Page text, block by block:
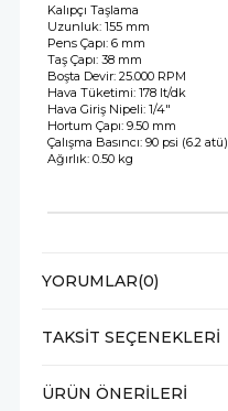
Kalıpçı Taşlama
Uzunluk: 155 mm
Pens Çapı: 6 mm
Taş Çapı: 38 mm
Boşta Devir: 25.000 RPM
Hava Tüketimi: 178 lt/dk
Hava Giriş Nipeli: 1/4"
Hortum Çapı: 9.50 mm
Çalışma Basıncı: 90 psi (6.2 atü)
Ağırlık: 0.50 kg
YORUMLAR(0)
TAKSIT SEÇENEKLERI
ÜRÜN ÖNERILERI